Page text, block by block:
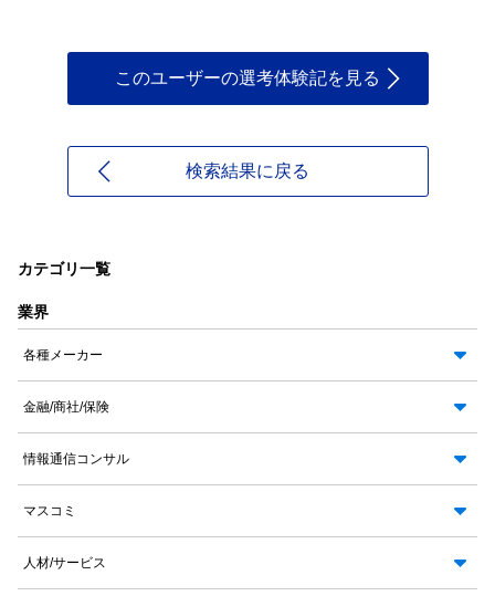
このユーザーの選考体験記を見る
検索結果に戻る
カテゴリ一覧
業界
各種メーカー
金融/商社/保険
情報通信コンサル
マスコミ
人材/サービス